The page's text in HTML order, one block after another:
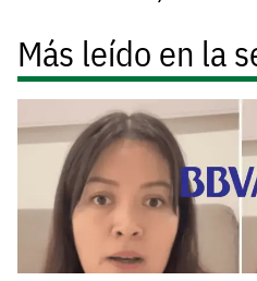
Más leído en la